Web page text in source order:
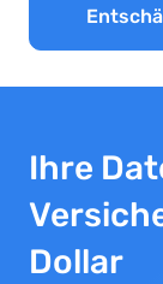
Ihre
Dollar